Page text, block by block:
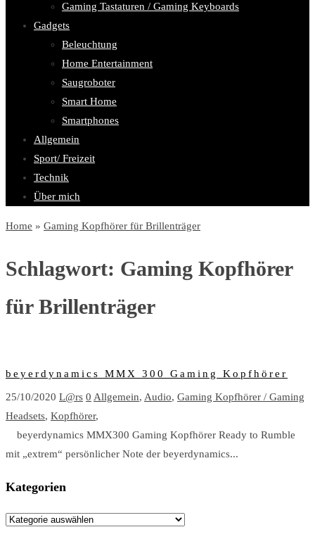
Gaming Tastaturen / Gaming Keyboards
Gadgets
Beleuchtung
Home Entertainment
Saugroboter
Smart Home
Smartphones
Allgemein
Sport/ Freizeit
Technik
Über mich
Home » Gaming Kopfhörer für Brillenträger
Schlagwort: Gaming Kopfhörer
für Brillenträger
beyerdynamics MMX 300 Gaming Kopfhörer
25/10/2020 L@rs 0 Allgemein, Audio, Gaming Kopfhörer / Gaming
Headsets, Kopfhörer,
beyerdynamics MMX300 Gaming Kopfhörer Ready to Rumble
mit „extrem“ persönlicher Note der beyerdynamics...
Kategorien
Kategorien